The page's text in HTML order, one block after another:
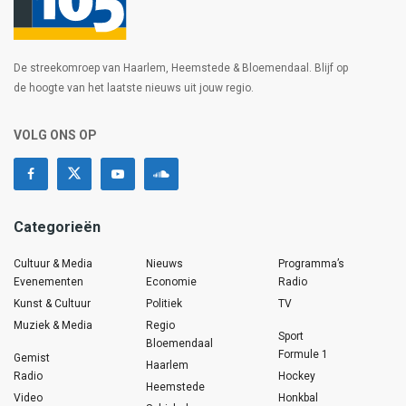
De streekomroep van Haarlem, Heemstede & Bloemendaal. Blijf op
de hoogte van het laatste nieuws uit jouw regio.
VOLG ONS OP
Categorieën
Cultuur & Media
Evenementen
Kunst & Cultuur
Muziek & Media
Gemist
Radio
Video
Nieuws
Economie
Politiek
Regio
Bloemendaal
Haarlem
Heemstede
Programma’s
Radio
TV
Sport
Formule 1
Hockey
Honkbal